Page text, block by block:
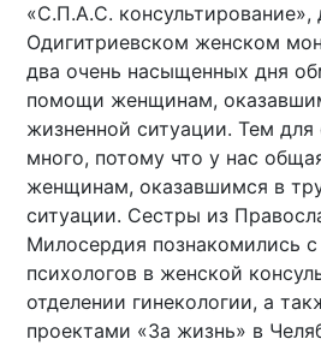
«С.П.А.С.
Одигитриевском женском
два очень насыщенных дня
помощи женщинам,
жизненной ситуации. Тем
много, потому что у нас
женщинам, оказавшимся в
ситуации. Сестры из
Милосердия познакомились
психологов в женской
отделении гинекологии, а
проектами «За жизнь» в